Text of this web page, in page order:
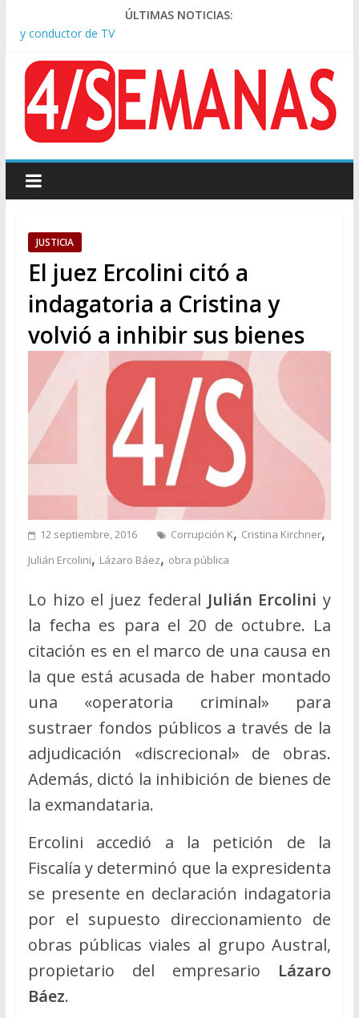
ÚLTIMAS NOTICIAS:
Pesar por la muerte de Leandro Rud, histórico representante
y conductor de TV
apuntó: “Vino un poco endiablada”
Causa AFA: el juez Amarante calificó de “ficción judicial” el
traslado del expediente a Campana
A pocas cuadras de La Bombonera chocaron un tren y un
colectivo: siete heridos
sindicatos y organizaciones sociales
JUSTICIA
El juez Ercolini citó a
indagatoria a Cristina y
volvió a inhibir sus bienes
12 septiembre, 2016 Corrupción K, Cristina Kirchner,
Julián Ercolini, Lázaro Báez, obra pública
Lo hizo el juez federal Julián Ercolini y
la fecha es para el 20 de octubre. La
citación es en el marco de una causa en
la que está acusada de haber montado
una «operatoria criminal» para
sustraer fondos públicos a través de la
adjudicación «discrecional» de obras.
Además, dictó la inhibición de bienes de
la exmandataria.
Ercolini accedió a la petición de la
Fiscalía y determinó que la expresidenta
se presente en declaración indagatoria
por el supuesto direccionamiento de
obras públicas viales al grupo Austral,
propietario del empresario Lázaro
Báez.